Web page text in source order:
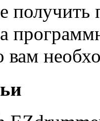
получить
вам